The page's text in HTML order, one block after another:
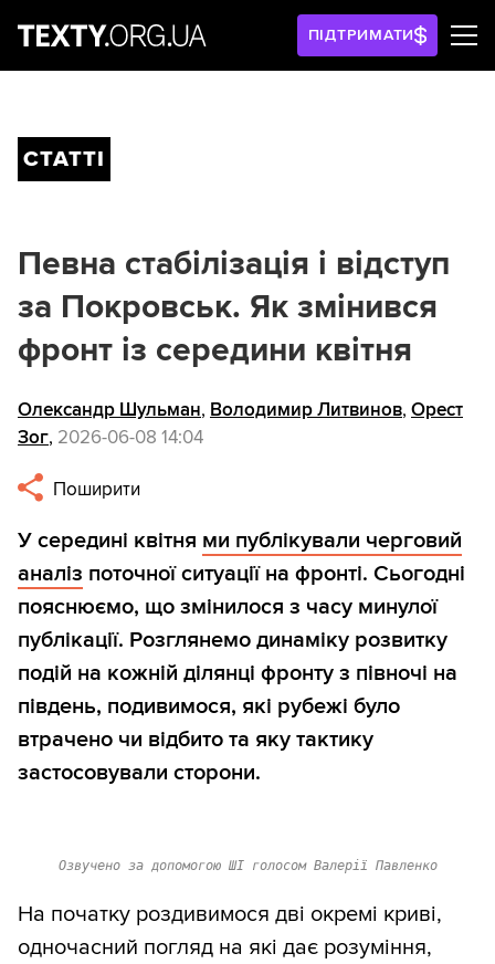
ПІДТРИМАТИ
СТАТТІ
Певна стабілізація і відступ
за Покровськ. Як змінився
фронт із середини квітня
Олександр Шульман, Володимир Литвинов, Орест
Зог, 2026-06-08 14:04
Поширити
У середині квітня ми публікували черговий
аналіз поточної ситуації на фронті. Сьогодні
пояснюємо, що змінилося з часу минулої
публікації. Розглянемо динаміку розвитку
подій на кожній ділянці фронту з півночі на
південь, подивимося, які рубежі було
втрачено чи відбито та яку тактику
застосовували сторони.
Озвучено за допомогою ШІ голосом Валерії Павленко
На початку роздивимося дві окремі криві,
одночасний погляд на які дає розуміння,